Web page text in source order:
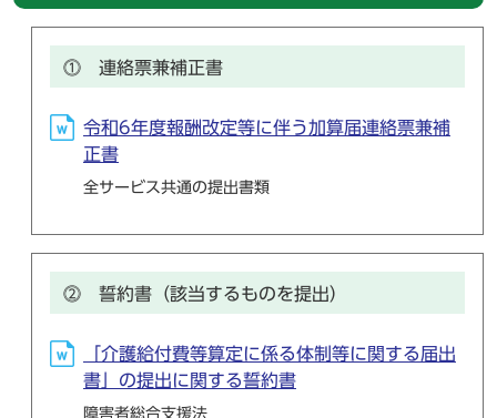
⓵ 連絡票兼補正書
令和6年度報酬改定等に伴う加算届連絡票兼補
正書
全サービス共通の提出書類
⓶ 誓約書（該当するものを提出）
「介護給付費等算定に係る体制等に関する届出
書」の提出に関する誓約書
障害者総合支援法